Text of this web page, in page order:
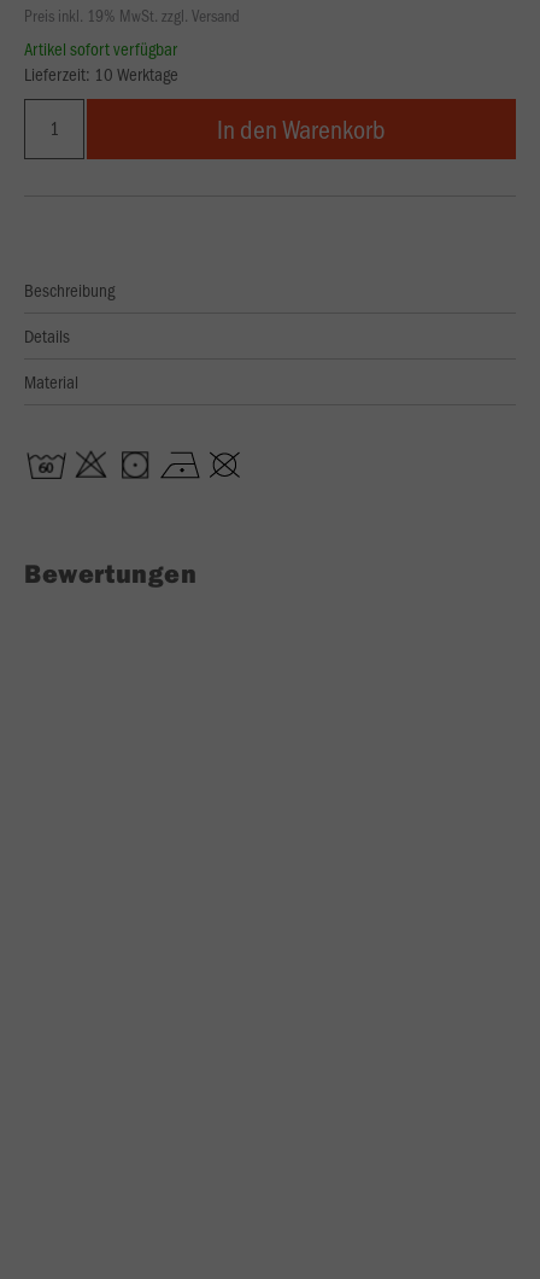
Preis inkl. 19% MwSt. zzgl. Versand
Artikel sofort verfügbar
Lieferzeit: 10 Werktage
In den Warenkorb
Beschreibung
Details
Material
Bewertungen